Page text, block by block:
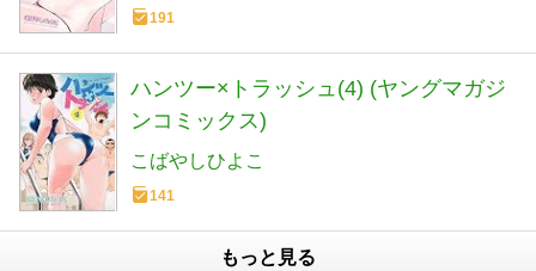
191
ハンツー×トラッシュ(4) (ヤングマガジ
ンコミックス)
こばやしひよこ
141
もっと見る